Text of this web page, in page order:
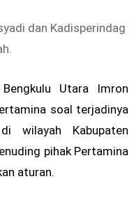
dan Kadisperindag
Utara Imron
soal terjadinya
wilayah Kabupaten
pihak Pertamina
aturan.